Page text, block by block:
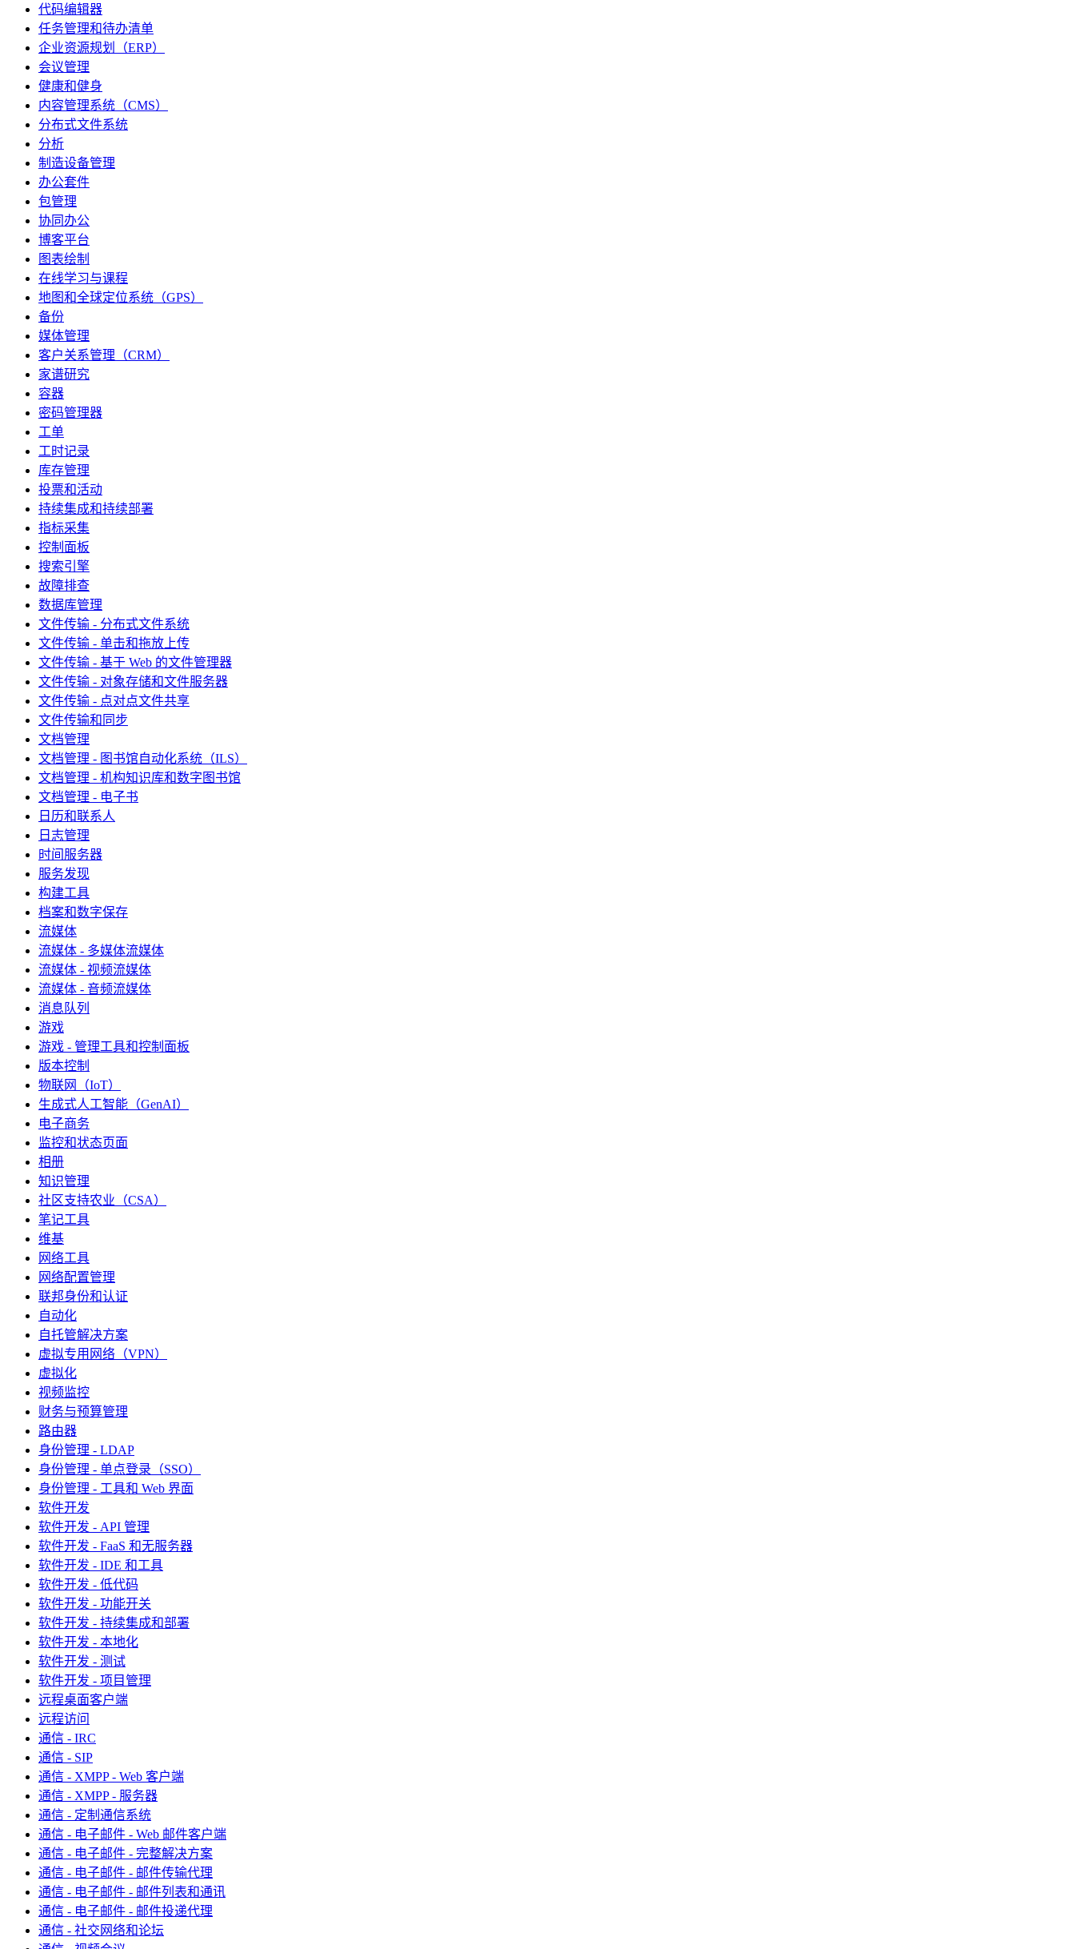
代码编辑器
任务管理和待办清单
企业资源规划（ERP）
会议管理
健康和健身
内容管理系统（CMS）
分布式文件系统
分析
制造设备管理
办公套件
包管理
协同办公
博客平台
图表绘制
在线学习与课程
地图和全球定位系统（GPS）
备份
媒体管理
客户关系管理（CRM）
家谱研究
容器
密码管理器
工单
工时记录
库存管理
投票和活动
持续集成和持续部署
指标采集
控制面板
搜索引擎
故障排查
数据库管理
文件传输 - 分布式文件系统
文件传输 - 单击和拖放上传
文件传输 - 基于 Web 的文件管理器
文件传输 - 对象存储和文件服务器
文件传输 - 点对点文件共享
文件传输和同步
文档管理
文档管理 - 图书馆自动化系统（ILS）
文档管理 - 机构知识库和数字图书馆
文档管理 - 电子书
日历和联系人
日志管理
时间服务器
服务发现
构建工具
档案和数字保存
流媒体
流媒体 - 多媒体流媒体
流媒体 - 视频流媒体
流媒体 - 音频流媒体
消息队列
游戏
游戏 - 管理工具和控制面板
版本控制
物联网（IoT）
生成式人工智能（GenAI）
电子商务
监控和状态页面
相册
知识管理
社区支持农业（CSA）
笔记工具
维基
网络工具
网络配置管理
联邦身份和认证
自动化
自托管解决方案
虚拟专用网络（VPN）
虚拟化
视频监控
财务与预算管理
路由器
身份管理 - LDAP
身份管理 - 单点登录（SSO）
身份管理 - 工具和 Web 界面
软件开发
软件开发 - API 管理
软件开发 - FaaS 和无服务器
软件开发 - IDE 和工具
软件开发 - 低代码
软件开发 - 功能开关
软件开发 - 持续集成和部署
软件开发 - 本地化
软件开发 - 测试
软件开发 - 项目管理
远程桌面客户端
远程访问
通信 - IRC
通信 - SIP
通信 - XMPP - Web 客户端
通信 - XMPP - 服务器
通信 - 定制通信系统
通信 - 电子邮件 - Web 邮件客户端
通信 - 电子邮件 - 完整解决方案
通信 - 电子邮件 - 邮件传输代理
通信 - 电子邮件 - 邮件列表和通讯
通信 - 电子邮件 - 邮件投递代理
通信 - 社交网络和论坛